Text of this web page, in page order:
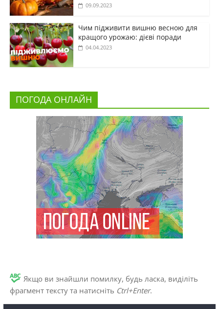
09.09.2023
Чим підживити вишню весною для
кращого урожаю: дієві поради
04.04.2023
ПОГОДА ОНЛАЙН
Якщо ви знайшли помилку, будь ласка, виділіть
фрагмент тексту та натисніть Ctrl+Enter.